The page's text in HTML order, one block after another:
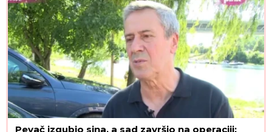
Pevač izgubio sina, a sad završio na operaciji: